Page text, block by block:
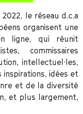
le réseau d.c.a
organisent une
ligne, qui réunit
commissaires
intellectuel·les,
idées et
et de la diversité
et plus largement,